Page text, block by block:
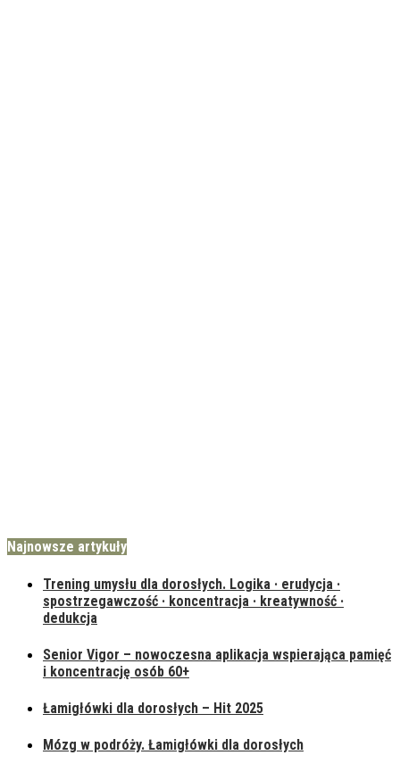
Najnowsze artykuły
Trening umysłu dla dorosłych. Logika · erudycja ·
spostrzegawczość · koncentracja · kreatywność ·
dedukcja
Senior Vigor – nowoczesna aplikacja wspierająca pamięć
i koncentrację osób 60+
Łamigłówki dla dorosłych – Hit 2025
Mózg w podróży. Łamigłówki dla dorosłych